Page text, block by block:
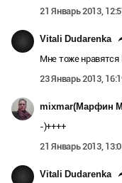
21 Январь 2013,
Vitali Dudarenka
Мне тоже
23 Январь 2013,
mixmar(Марфин
-)++++
21 Январь 2013,
Vitali Dudarenka